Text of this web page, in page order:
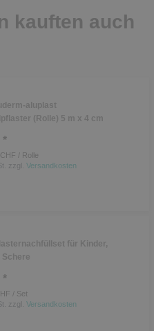
kauften auch
aluplast
(Rolle) 5 m x 4 cm
*
/ Rolle
zzgl. Versandkosten
für Kinder,
Schere
*
/ Set
zzgl. Versandkosten